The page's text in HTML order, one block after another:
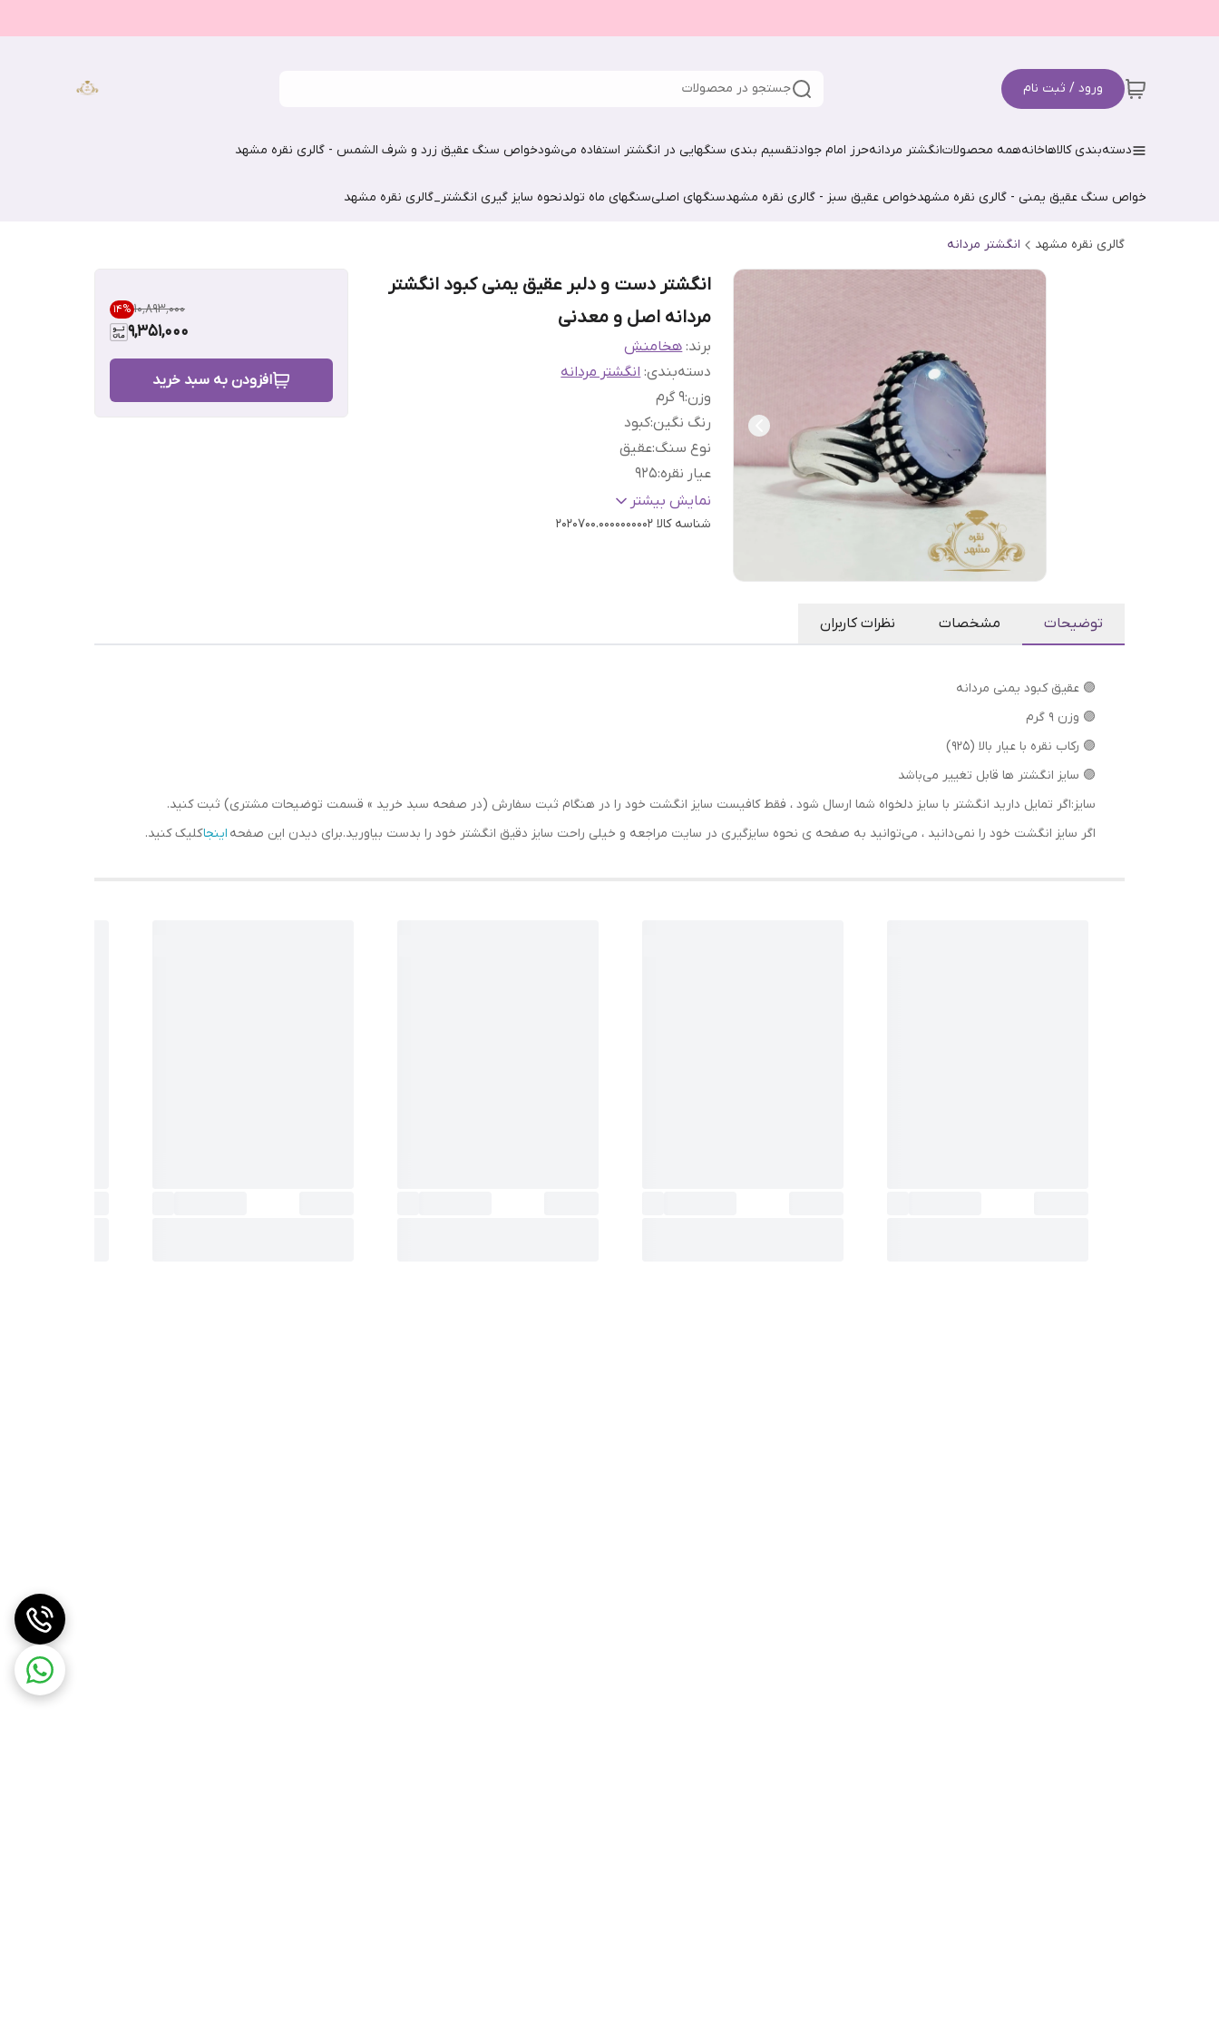
ورود / ثبت نام جستجو در محصولات
دسته‌بندی کالاهاخانههمه محصولاتانگشتر مردانهحرز امام جوادتقسیم بندی سنگهایی در انگشتر استفاده می‌شودخواص سنگ عقیق زرد و شرف الشمس - گالری نقره مشهد
خواص سنگ عقیق یمنی - گالری نقره مشهدخواص عقیق سبز - گالری نقره مشهدسنگهای اصلیسنگهای ماه تولدنحوه سایز گیری انگشتر_گالری نقره مشهد
گالری نقره مشهد انگشتر مردانه
انگشتر دست و دلبر عقیق یمنی کبود انگشتر
مردانه اصل و معدنی
برند: هخامنش
دسته‌بندی:انگشتر مردانه
وزن:9 گرم
رنگ نگین:کبود
نوع سنگ:عقیق
عیار نقره:
925
سایز:دلخواه
نمایش بیشتر
شناسه کالا 2020700.0000000002
۱۰٬۸۹۳٬۰۰۰ 14%
9,351,000
افزودن به سبد خرید
توضیحات مشخصات نظرات کاربران
🟣 عقیق کبود یمنی مردانه
🟣 وزن 9 گرم
🟣 رکاب نقره با عیار بالا (۹۲۵)
🟣 سایز انگشتر ها قابل تغییر می‌باشد
سایز:اگر تمایل دارید انگشتر با سایز دلخواه شما ارسال شود ، فقط کافیست سایز انگشت خود را در هنگام ثبت سفارش (در صفحه سبد خرید » قسمت توضیحات مشتری) ثبت کنید.
اگر سایز انگشت خود را نمی‌دانید ، می‌توانید به صفحه ی نحوه سایزگیری در سایت مراجعه و خیلی راحت سایز دقیق انگشتر خود را بدست بیاورید.برای دیدن این صفحه اینجاکلیک کنید.